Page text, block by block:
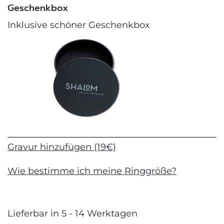
Geschenkbox
Inklusive schöner Geschenkbox
Gravur hinzufügen (19€)
Wie bestimme ich meine Ringgröße?
Lieferbar in 5 - 14 Werktagen